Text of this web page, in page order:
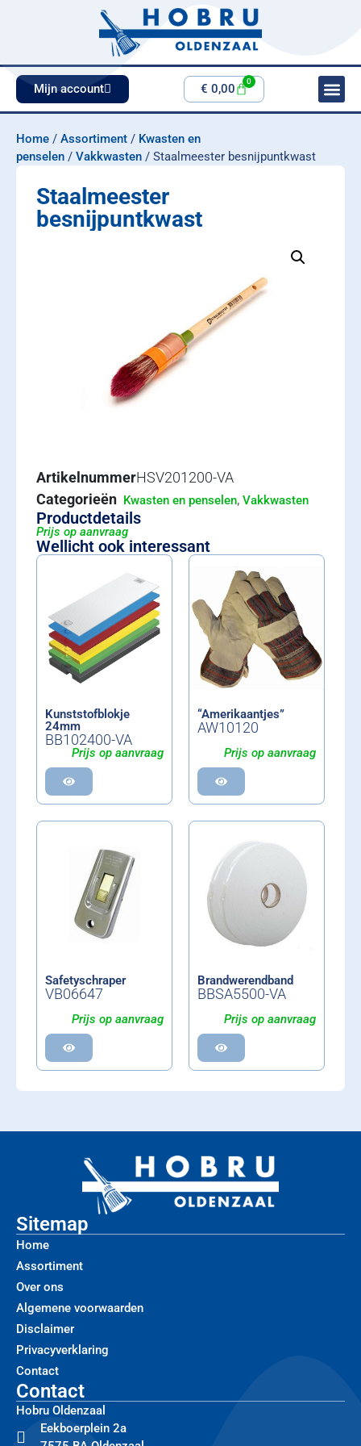
Mijn account € 0,00
0
Home / Assortiment / Kwasten en
penselen / Vakkwasten / Staalmeester besnijpuntkwast
Staalmeester
besnijpuntkwast
ArtikelnummerHSV201200-VA
Categorieën Kwasten en penselen, Vakkwasten
Productdetails
Prijs op aanvraag
Wellicht ook interessant
Kunststofblokje
24mm
BB102400-VA
Prijs op aanvraag
“Amerikaantjes”
AW10120
Prijs op aanvraag
Safetyschraper
VB06647
Prijs op aanvraag
Brandwerendband
BBSA5500-VA
Prijs op aanvraag
Sitemap
Home
Assortiment
Over ons
Algemene voorwaarden
Disclaimer
Privacyverklaring
Contact
Contact
Hobru Oldenzaal
Eekboerplein 2a